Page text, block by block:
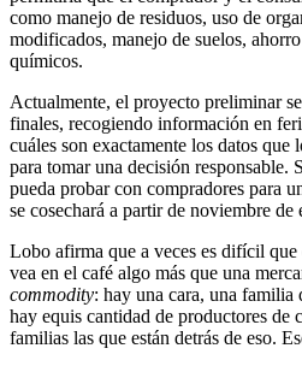
como manejo de residuos, uso de
modificados, manejo de suelos,
químicos.
Actualmente, el proyecto preliminar
finales, recogiendo información en
cuáles son exactamente los datos que
para tomar una decisión responsable.
pueda probar con compradores para
se cosechará a partir de noviembre de
Lobo afirma que a veces es difícil que
vea en el café algo más que una
commodity: hay una cara, una familia
hay equis cantidad de productores de
familias las que están detrás de eso.